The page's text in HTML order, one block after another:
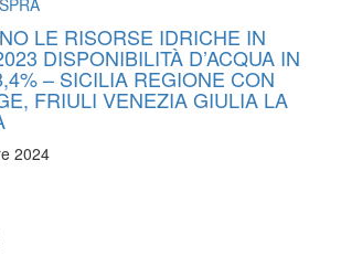
LE RISORSE IDRICHE IN
DISPONIBILITÀ D’ACQUA IN
– SICILIA REGIONE CON
FRIULI VENEZIA GIULIA LA
2024